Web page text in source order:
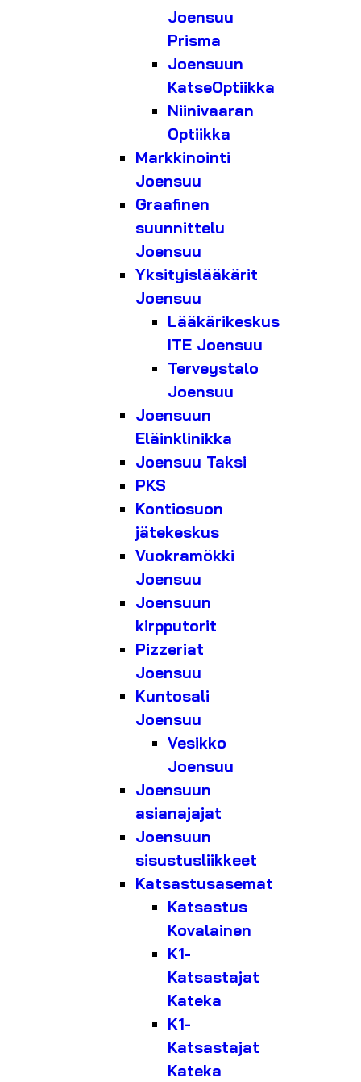
Joensuu
Prisma
Joensuun
KatseOptiikka
Niinivaaran
Optiikka
Markkinointi
Joensuu
Graafinen
suunnittelu
Joensuu
Yksityislääkärit
Joensuu
Lääkärikeskus
ITE Joensuu
Terveystalo
Joensuu
Joensuun
Eläinklinikka
Joensuu Taksi
PKS
Kontiosuon
jätekeskus
Vuokramökki
Joensuu
Joensuun
kirpputorit
Pizzeriat
Joensuu
Kuntosali
Joensuu
Vesikko
Joensuu
Joensuun
asianajajat
Joensuun
sisustusliikkeet
Katsastusasemat
Katsastus
Kovalainen
K1-
Katsastajat
Kateka
K1-
Katsastajat
Kateka